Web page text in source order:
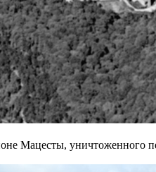
Мацесты, уничтоженного